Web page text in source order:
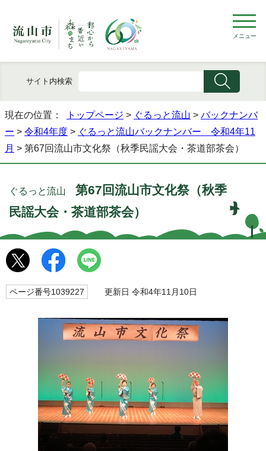
メニュー
サイト内検索
現在の位置： トップページ > ぐるっと流山 > バックナンバ
ー > 令和4年度 > ぐるっと流山バックナンバー 令和4年11
月 > 第67回流山市文化祭（秋季民謡大会・茶道部茶会）
ぐるっと流山 第67回流山市文化祭（秋季
民謡大会・茶道部茶会）
ページ番号1039227 更新日 令和4年11月10日